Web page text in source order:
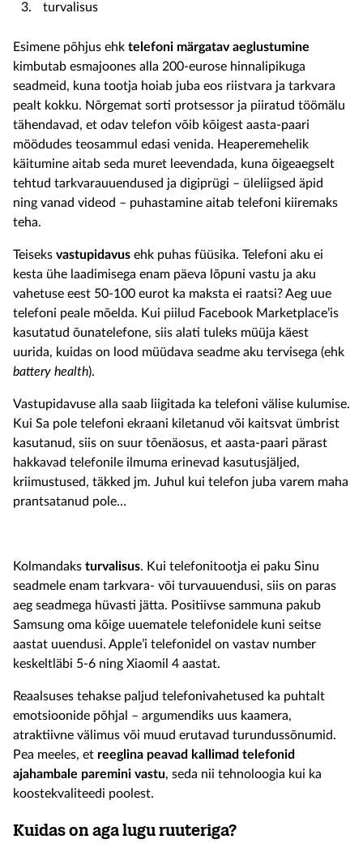
turvalisus
Esimene põhjus ehk telefoni märgatav aeglustumine
kimbutab esmajoones alla 200-eurose hinnalipikuga
seadmeid, kuna tootja hoiab juba eos riistvara ja tarkvara
pealt kokku. Nõrgemat sorti protsessor ja piiratud töömälu
tähendavad, et odav telefon võib kõigest aasta-paari
möödudes teosammul edasi venida. Heaperemehelik
käitumine aitab seda muret leevendada, kuna õigeaegselt
tehtud tarkvarauuendused ja digiprügi – üleliigsed äpid
ning vanad videod – puhastamine aitab telefoni kiiremaks
teha.
Teiseks vastupidavus ehk puhas füüsika. Telefoni aku ei
kesta ühe laadimisega enam päeva lõpuni vastu ja aku
vahetuse eest 50-100 eurot ka maksta ei raatsi? Aeg uue
telefoni peale mõelda. Kui piilud Facebook Marketplace’is
kasutatud õunatelefone, siis alati tuleks müüja käest
uurida, kuidas on lood müüdava seadme aku tervisega (ehk
battery health).
Vastupidavuse alla saab liigitada ka telefoni välise kulumise.
Kui Sa pole telefoni ekraani kiletanud või kaitsvat ümbrist
kasutanud, siis on suur tõenäosus, et aasta-paari pärast
hakkavad telefonile ilmuma erinevad kasutusjäljed,
kriimustused, täkked jm. Juhul kui telefon juba varem maha
prantsatanud pole…
Kolmandaks turvalisus. Kui telefonitootja ei paku Sinu
seadmele enam tarkvara- või turvauuendusi, siis on paras
aeg seadmega hüvasti jätta. Positiivse sammuna pakub
Samsung oma kõige uuematele telefonidele kuni seitse
aastat uuendusi. Apple’i telefonidel on vastav number
keskeltläbi 5-6 ning Xiaomil 4 aastat.
Reaalsuses tehakse paljud telefonivahetused ka puhtalt
emotsioonide põhjal – argumendiks uus kaamera,
atraktiivne välimus või muud erutavad turundussõnumid.
Pea meeles, et reeglina peavad kallimad telefonid
ajahambale paremini vastu, seda nii tehnoloogia kui ka
koostekvaliteedi poolest.
Kuidas on aga lugu ruuteriga?